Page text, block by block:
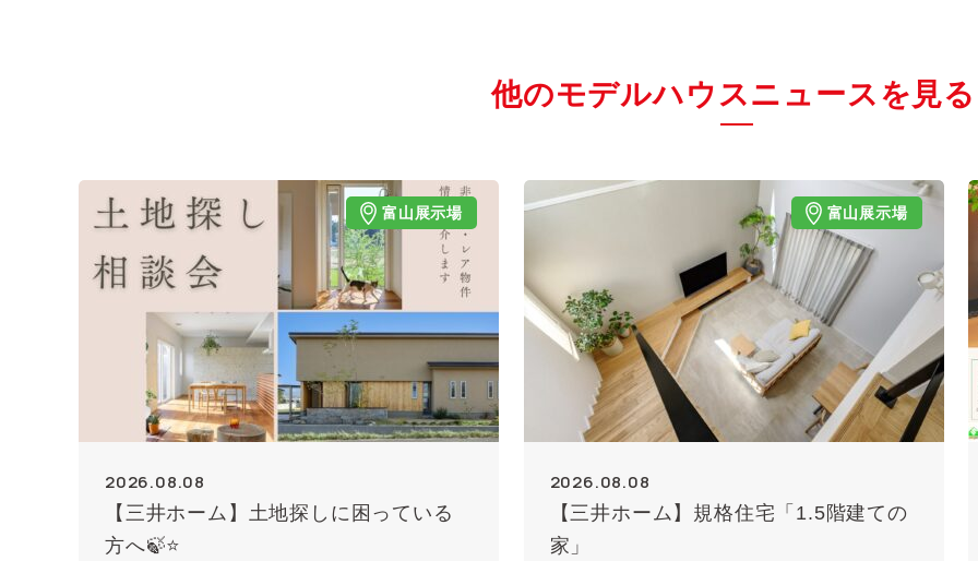
他のモデルハウスニュースを見る
富山展示場
2026.08.08
【三井ホーム】土地探しに困っている
方へ🍃⭐
富山展示場
2026.08.08
【三井ホーム】規格住宅「1.5階建ての
家」